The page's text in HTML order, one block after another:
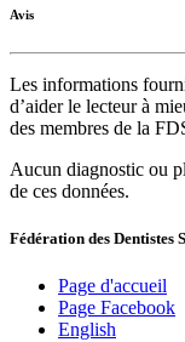
Avis
Les informations
d’aider le lecteur à
des membres de la
Aucun diagnostic ou
de ces données.
Fédération des Dentistes
Page d'accueil
Page Facebook
English